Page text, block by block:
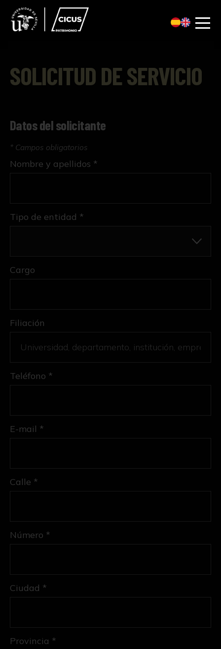
SOLICITUD DE SERVICIO
Datos del solicitante
* Campos obligatorios
Tipo de entidad *
Nombre y apellidos *
Cargo
Filiación
Teléfono *
E-mail *
Calle *
Número *
Ciudad *
Provincia *